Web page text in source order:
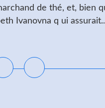
de thé, et, bien
Ivanovna q ui